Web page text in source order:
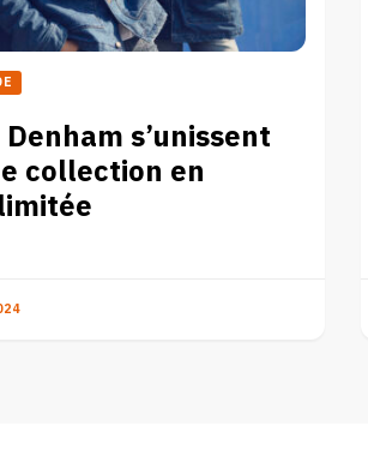
s’unissent
collection en